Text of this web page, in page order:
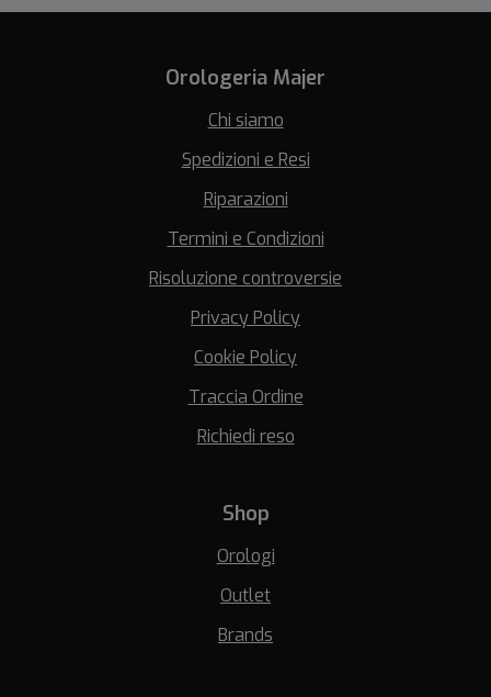
Orologeria Majer
Chi siamo
Spedizioni e Resi
Riparazioni
Termini e Condizioni
Risoluzione controversie
Privacy Policy
Cookie Policy
Traccia Ordine
Richiedi reso
Shop
Orologi
Outlet
Brands